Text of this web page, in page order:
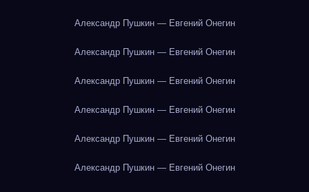
Александр Пушкин — Евгений Онегин
Александр Пушкин — Евгений Онегин
Александр Пушкин — Евгений Онегин
Александр Пушкин — Евгений Онегин
Александр Пушкин — Евгений Онегин
Александр Пушкин — Евгений Онегин